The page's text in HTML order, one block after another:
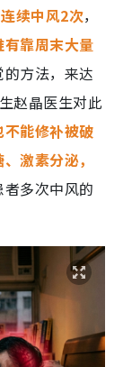
续中风2次，
靠周末大量
方法，来达
赵晶医生对此
不能修补被破
激素分泌，
多次中风的